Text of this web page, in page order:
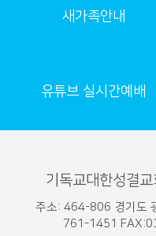
새가족안내
유튜브 실시간예배
기독교대한성결
주소: 464-806 경기도
761-1451